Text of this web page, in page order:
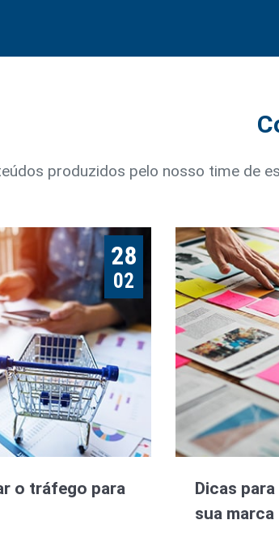
produzidos pelo nosso time de
28
02
o tráfego para
Dicas
sua marca